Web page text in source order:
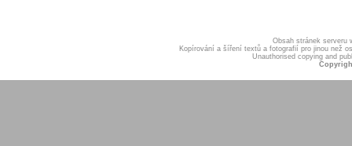
Obsah stránek serveru
Kopírování a šíření textů a fotografií pro jinou než
Unauthorised copying and